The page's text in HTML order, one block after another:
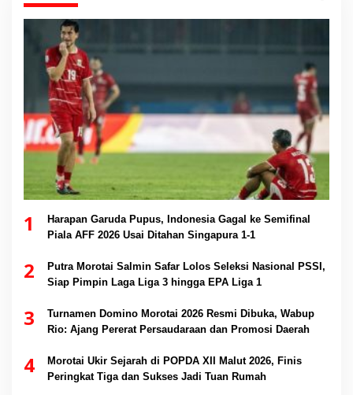
1
Harapan Garuda Pupus, Indonesia Gagal ke Semifinal
Piala AFF 2026 Usai Ditahan Singapura 1-1
2
Putra Morotai Salmin Safar Lolos Seleksi Nasional PSSI,
Siap Pimpin Laga Liga 3 hingga EPA Liga 1
3
Turnamen Domino Morotai 2026 Resmi Dibuka, Wabup
Rio: Ajang Pererat Persaudaraan dan Promosi Daerah
4
Morotai Ukir Sejarah di POPDA XII Malut 2026, Finis
Peringkat Tiga dan Sukses Jadi Tuan Rumah